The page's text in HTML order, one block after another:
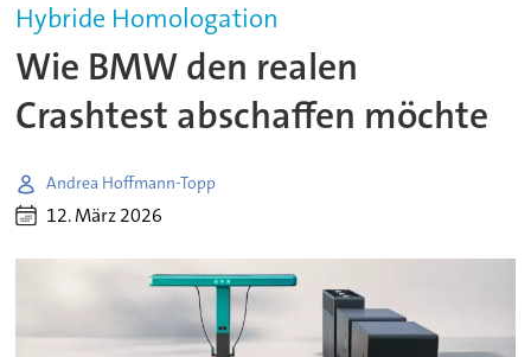
Hybride Homologation
Wie BMW den realen
Crashtest abschaffen möchte
Andrea Hoffmann-Topp
12. März 2026